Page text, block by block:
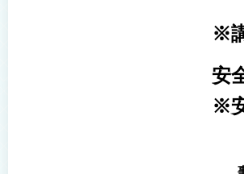
※
安
※